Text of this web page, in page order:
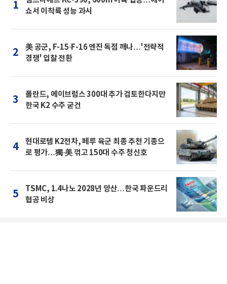
1
쇼서 이착륙 성능 과시
2
美 공군, F-15·F-16 엔진 독점 깨나…'전략적
경쟁' 입찰 전환
3
폴란드, 에이브럼스 300대 추가 검토한다지만
한국 K2 수주 굳건
4
현대로템 K2전차, 페루 육군 최종 추천 기종으
로 평가…獨·美 꺾고 150대 수주 청신호
5
TSMC, 1.4나노 2028년 양산…한국 파운드리
협공 비상